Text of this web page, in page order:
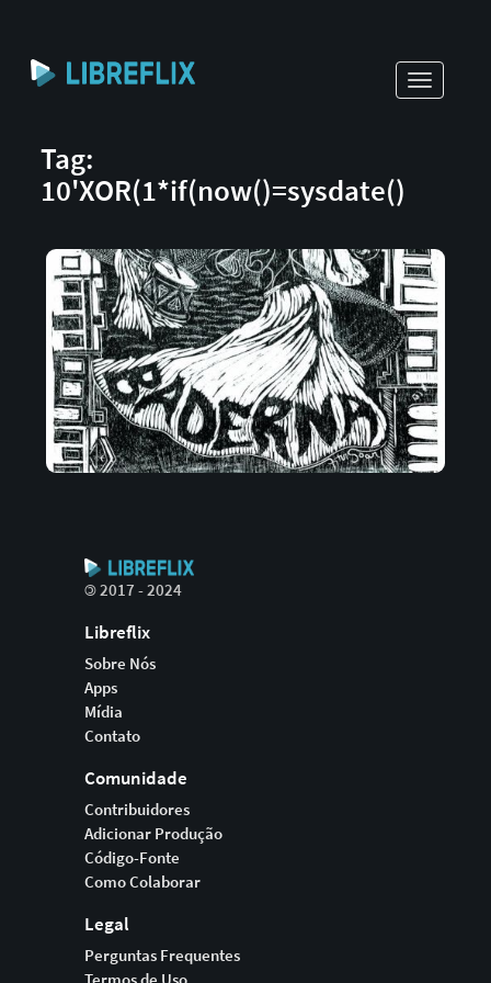
Toggle
Tag:
10'XOR(1*if(now()=sysdate()
©2017 - 2024
Libreflix
Sobre Nós
Apps
Mídia
Contato
Comunidade
Contribuidores
Adicionar Produção
Código-Fonte
Como Colaborar
Legal
Perguntas Frequentes